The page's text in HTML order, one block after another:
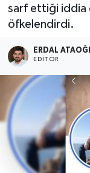
sarf ettiği iddia
öfkelendirdi.
ERDAL
EDITÖR
Tüm
Son Dakika
Haber